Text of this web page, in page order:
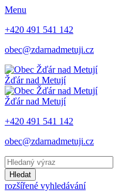
Menu
+420 491 541 142
obec@zdarnadmetuji.cz
Žďár nad Metují
Žďár nad Metují
+420 491 541 142
obec@zdarnadmetuji.cz
Hledat
rozšířené vyhledávání